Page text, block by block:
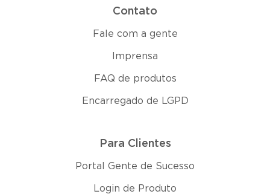
Contato
Fale com a gente
Imprensa
FAQ de produtos
Encarregado de LGPD
Para Clientes
Portal Gente de Sucesso
Login de Produto